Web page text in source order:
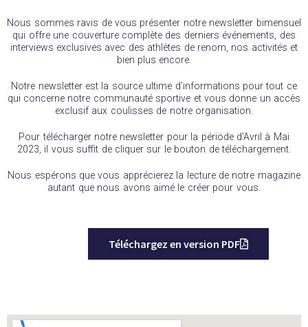
Nous sommes ravis de vous présenter notre newsletter bimensuel
qui offre une couverture complète des derniers événements, des
interviews exclusives avec des athlètes de renom, nos activités et
bien plus encore.
Notre newsletter est la source ultime d’informations pour tout ce
qui concerne notre communauté sportive et vous donne un accès
exclusif aux coulisses de notre organisation.
Pour télécharger notre newsletter pour la période d’Avril à Mai
2023, il vous suffit de cliquer sur le bouton de téléchargement.
Nous espérons que vous apprécierez la lecture de notre magazine
autant que nous avons aimé le créer pour vous.
Téléchargez en version PDF